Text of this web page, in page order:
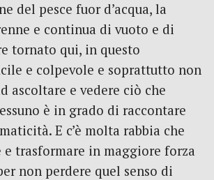
del pesce fuor d’acqua, la
e continua di vuoto e di
tornato qui, in questo
e colpevole e soprattutto non
ascoltare e vedere ciò che
è in grado di raccontare
E c’è molta rabbia che
e trasformare in maggiore forza
non perdere quel senso di